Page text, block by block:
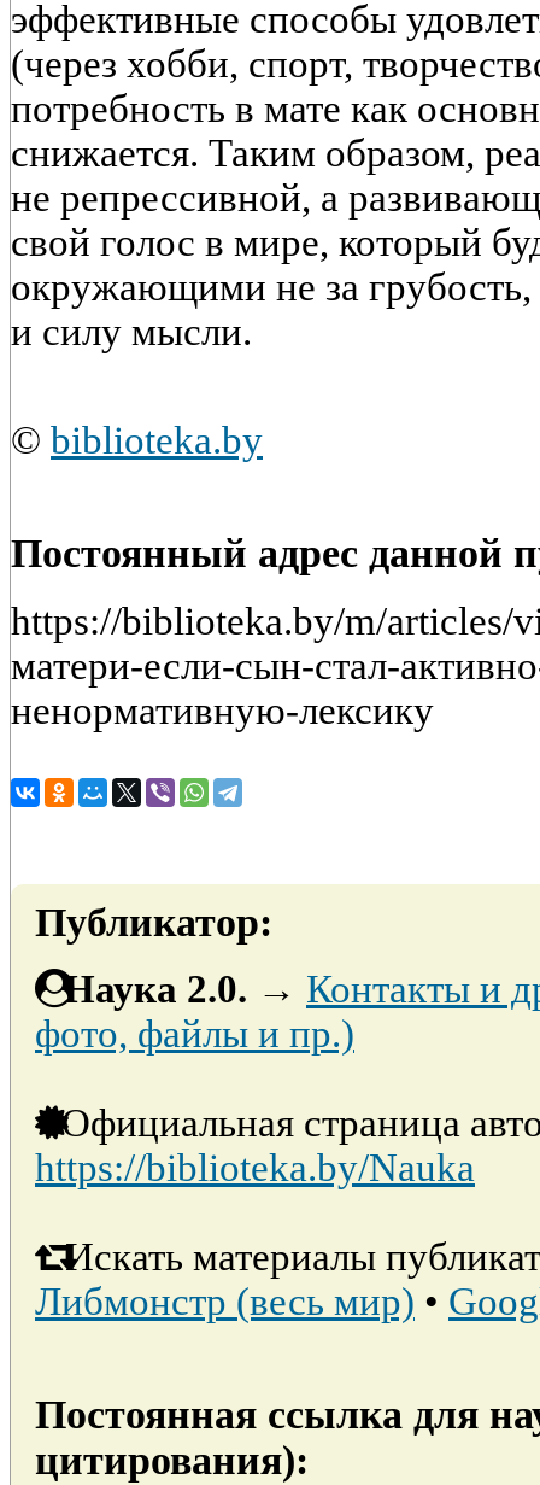
эффективные способы
(через хобби, спорт,
потребность в мате как
снижается. Таким образом,
не репрессивной, а
свой голос в мире, который
окружающими не за грубость,
и силу мысли.
© biblioteka.by
Постоянный адрес данной
https://biblioteka.by/m/articles/
матери-если-сын-стал-
ненормативную-лексику
Публикатор:
Наука 2.0. → Контакты и
фото, файлы и пр.)
Официальная страница
https://biblioteka.by/Nauka
Искать материалы
Либмонстр (весь мир) •
Постоянная ссылка для
цитирования):